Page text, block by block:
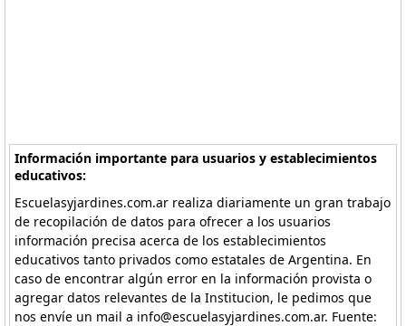
Información importante para usuarios y establecimientos
educativos:
Escuelasyjardines.com.ar realiza diariamente un gran trabajo
de recopilación de datos para ofrecer a los usuarios
información precisa acerca de los establecimientos
educativos tanto privados como estatales de Argentina. En
caso de encontrar algún error en la información provista o
agregar datos relevantes de la Institucion, le pedimos que
nos envíe un mail a info@escuelasyjardines.com.ar. Fuente: